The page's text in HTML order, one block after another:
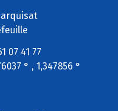
07 41 77
° , 1,347856 °